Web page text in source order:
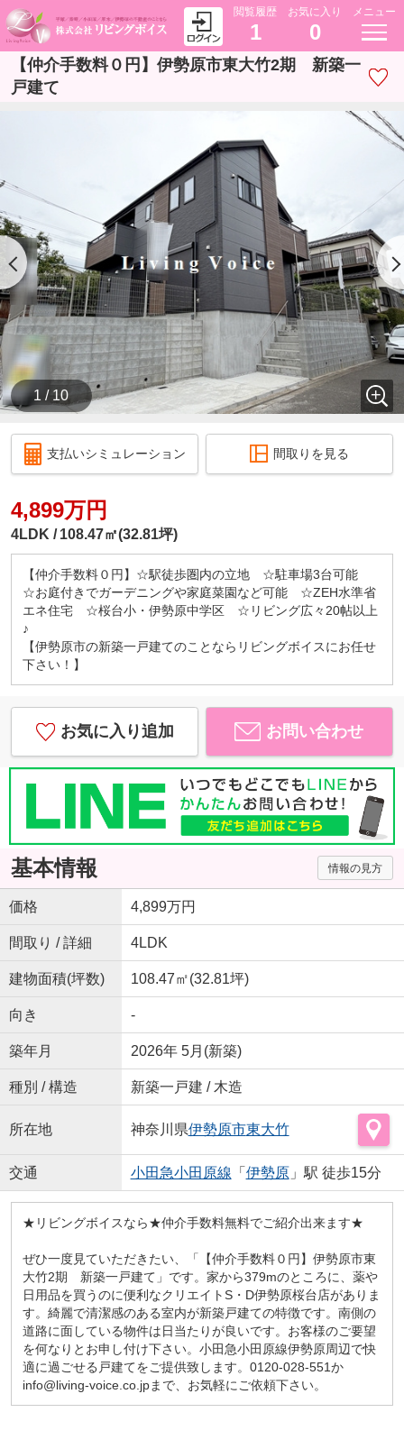
閲覧履歴
1
お気に入り
0
メニュー
【仲介手数料０円】伊勢原市東大竹2期 新築一
戸建て
1 / 10
支払いシミュレーション 間取りを見る
4,899万円
4LDK 108.47㎡(32.81坪)
【仲介手数料０円】☆駅徒歩圏内の立地 ☆駐車場3台可能
☆お庭付きでガーデニングや家庭菜園など可能 ☆ZEH水準省
エネ住宅 ☆桜台小・伊勢原中学区 ☆リビング広々20帖以上
♪
【伊勢原市の新築一戸建てのことならリビングボイスにお任せ
下さい！】
お気に入り追加 お問い合わせ
基本情報 情報の見方
価格 4,899万円
間取り / 詳細 4LDK
建物面積(坪数) 108.47㎡(32.81坪)
向き -
築年月 2026年 5月(新築)
種別 / 構造 新築一戸建 / 木造
所在地 神奈川県伊勢原市東大竹
交通 小田急小田原線 「 伊勢原」駅 徒歩15分
★リビングボイスなら★仲介手数料無料でご紹介出来ます★
ぜひ一度見ていただきたい、「【仲介手数料０円】伊勢原市東
大竹2期 新築一戸建て」です。家から379mのところに、薬や
日用品を買うのに便利なクリエイトS・D伊勢原桜台店がありま
す。綺麗で清潔感のある室内が新築戸建ての特徴です。南側の
道路に面している物件は日当たりが良いです。お客様のご要望
を何なりとお申し付け下さい。小田急小田原線伊勢原周辺で快
適に過ごせる戸建てをご提供致します。0120-028-551か
info@living-voice.co.jpまで、お気軽にご依頼下さい。